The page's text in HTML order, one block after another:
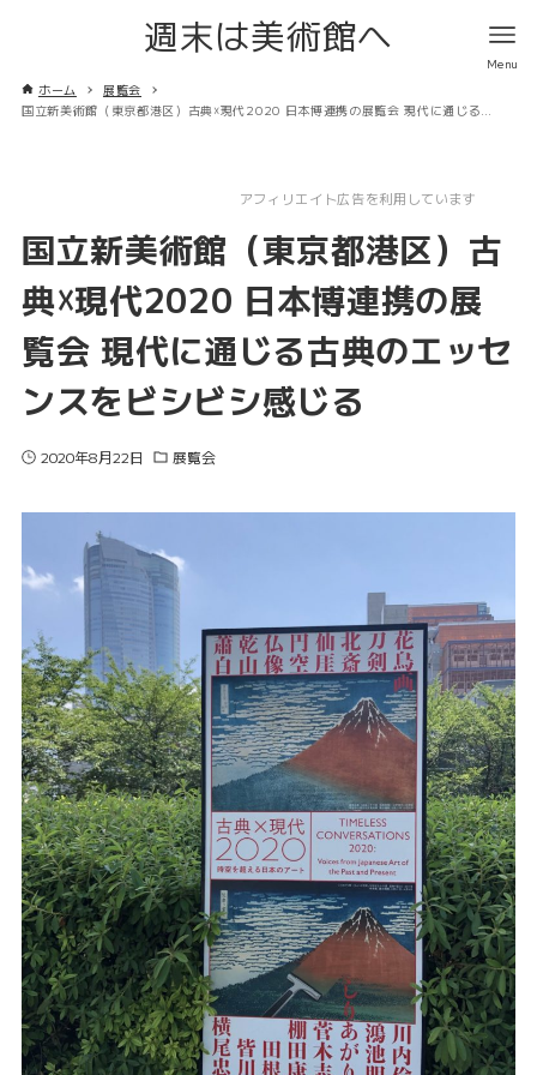
週末は美術館へ
ホーム
展覧会
国立新美術館（東京都港区）古典☓現代2020 日本博連携の展覧会 現代に通じる古典のエッセンスをビシビシ感じる
アフィリエイト広告を利用しています
国立新美術館（東京都港区）古
典☓現代2020 日本博連携の展
覧会 現代に通じる古典のエッセ
ンスをビシビシ感じる
2020年8月22日 展覧会